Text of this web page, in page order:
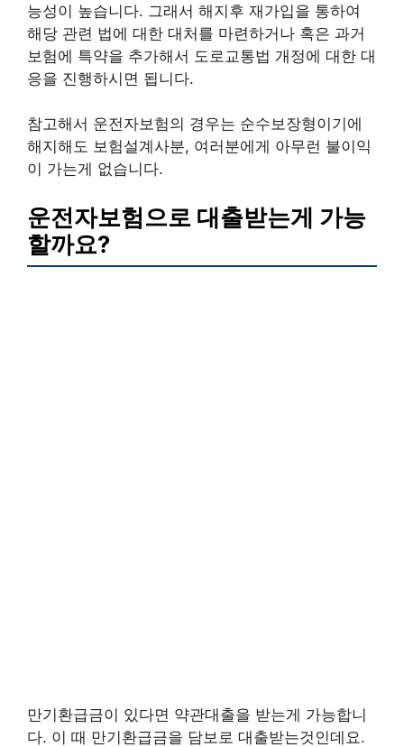
능성이 높습니다. 그래서 해지후 재가입을 통하여
해당 관련 법에 대한 대처를 마련하거나 혹은 과거
보험에 특약을 추가해서 도로교통법 개정에 대한 대
응을 진행하시면 됩니다.
참고해서 운전자보험의 경우는 순수보장형이기에
해지해도 보험설계사분, 여러분에게 아무런 불이익
이 가는게 없습니다.
운전자보험으로 대출받는게 가능
할까요?
만기환급금이 있다면 약관대출을 받는게 가능합니
다. 이 때 만기환급금을 담보로 대출받는것인데요.